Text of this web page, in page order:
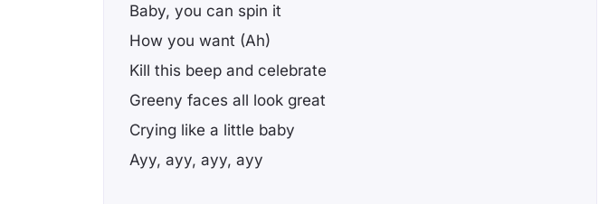
Baby, you can spin it
How you want (Ah)
Kill this beep and celebrate
Greeny faces all look great
Crying like a little baby
Ayy, ayy, ayy, ayy